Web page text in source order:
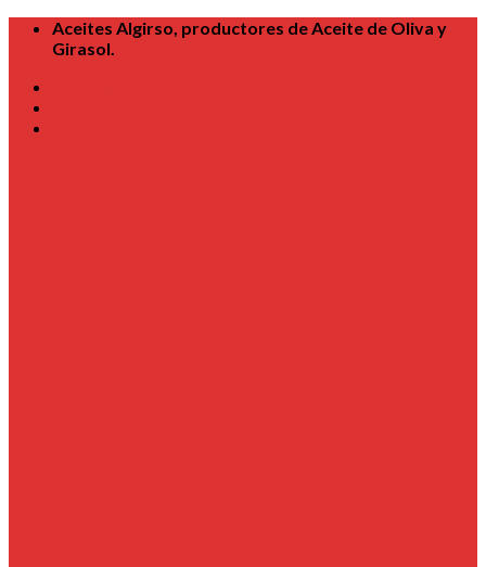
Skip
Aceites Algirso, productores de Aceite de Oliva y
Girasol.